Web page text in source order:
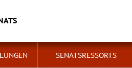
SENATSRESSORTS